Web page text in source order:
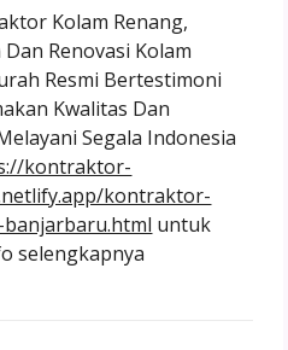
Kolam Renang,
Renovasi Kolam
Resmi Bertestimoni
Kwalitas Dan
Segala Indonesia
kontraktor-
kontraktor-
untuk
selengkapnya